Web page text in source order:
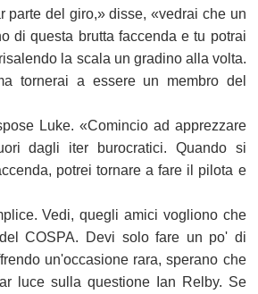
parte del giro,» disse, «vedrai che un
di questa brutta faccenda e tu potrai
la scala un gradino alla volta.
tornerai a essere un membro del
Luke. «Comincio ad apprezzare
dagli iter burocratici. Quando si
potrei tornare a fare il pilota e
Vedi, quegli amici vogliono che
COSPA. Devi solo fare un po' di
un'occasione rara, sperano che
luce sulla questione Ian Relby. Se